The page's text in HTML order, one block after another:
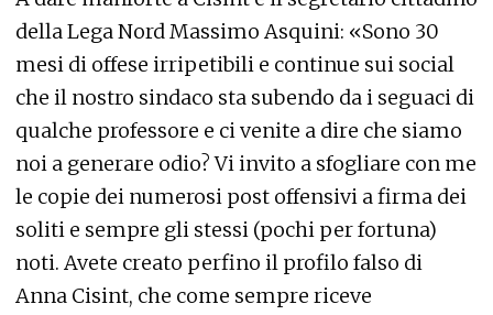
della Lega Nord Massimo Asquini: «Sono 30
mesi di offese irripetibili e continue sui social
che il nostro sindaco sta subendo da i seguaci di
qualche professore e ci venite a dire che siamo
noi a generare odio? Vi invito a sfogliare con me
le copie dei numerosi post offensivi a firma dei
soliti e sempre gli stessi (pochi per fortuna)
noti. Avete creato perfino il profilo falso di
Anna Cisint, che come sempre riceve